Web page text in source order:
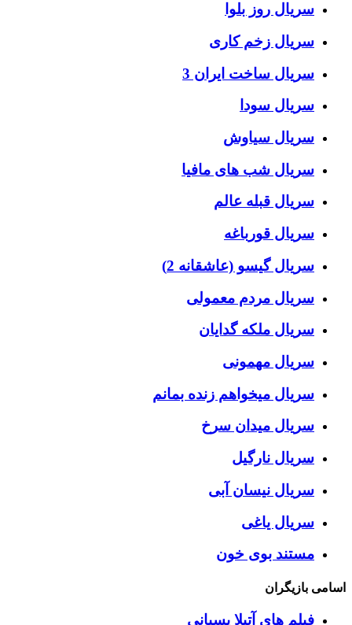
سریال روز بلوا
سریال زخم کاری
سریال ساخت ایران 3
سریال سودا
سریال سیاوش
سریال شب های مافیا
سریال قبله عالم
سریال قورباغه
سریال گیسو (عاشقانه 2)
سریال مردم معمولی
سریال ملکه گدایان
سریال مهمونی
سریال میخواهم زنده بمانم
سریال میدان سرخ
سریال نارگیل
سریال نیسان آبی
سریال یاغی
مستند بوی خون
اسامی بازیگران
فیلم های آتیلا پسیانی